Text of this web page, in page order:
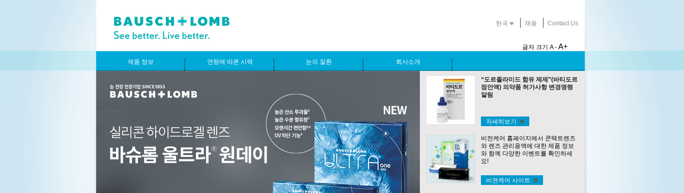
한국 채용 Contact Us
글자 크기 A - A+
제품 정보 연령에 따른 시력 눈의 질환 회사소개
“도르졸라미드 함유 제제”(바티도르
점안액) 의약품 허가사항 변경명령
알림
자세히보기
비전케어 홈페이지에서 콘택트렌즈
와 렌즈 관리용액에 대한 제품 정보
와 함께 다양한 이벤트를 확인하세
요!
비젼케어 사이트